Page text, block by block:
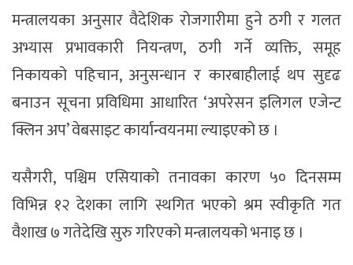
मन्त्रालयका अनुसार वैदेशिक रोजगारीमा हुने ठगी र गलत
अभ्यास प्रभावकारी नियन्त्रण, ठगी गर्ने व्यक्ति, समूह
निकायको पहिचान, अनुसन्धान र कारबाहीलाई थप सुदृढ
बनाउन सूचना प्रविधिमा आधारित ‘अपरेसन इलिगल एजेन्ट
क्लिन अप’ वेबसाइट कार्यान्वयनमा ल्याइएको छ ।
यसैगरी, पश्चिम एसियाको तनावका कारण ५० दिनसम्म
विभिन्न १२ देशका लागि स्थगित भएको श्रम स्वीकृति गत
वैशाख ७ गतेदेखि सुरु गरिएको मन्त्रालयको भनाइ छ ।